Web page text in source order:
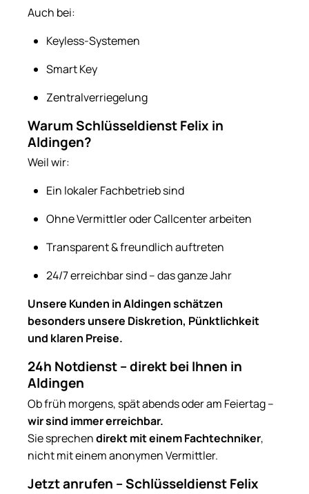
Auch bei:
Keyless-Systemen
Smart Key
Zentralverriegelung
Warum Schlüsseldienst Felix in
Aldingen?
Weil wir:
Ein lokaler Fachbetrieb sind
Ohne Vermittler oder Callcenter arbeiten
Transparent & freundlich auftreten
24/7 erreichbar sind – das ganze Jahr
Unsere Kunden in Aldingen schätzen
besonders unsere Diskretion, Pünktlichkeit
und klaren Preise.
24h Notdienst – direkt bei Ihnen in
Aldingen
Ob früh morgens, spät abends oder am Feiertag –
wir sind immer erreichbar.
Sie sprechendirekt mit einem Fachtechniker,
nicht mit einem anonymen Vermittler.
Jetzt anrufen – Schlüsseldienst Felix